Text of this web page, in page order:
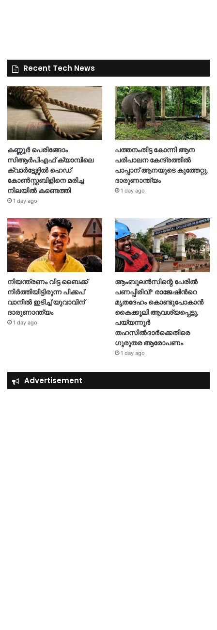
Recent Tech News
കണ്ണൂർ പെരിങ്ങോം
സിആർപിഎഫ് ക്യാമ്പിലെ
ക്വാർട്ടേഴ്സിൽ ഹെഡ്
കോൺസ്റ്റബിളിനെ മരിച്ച
നിലയിൽ കണ്ടെത്തി
1 day ago
പത്തനംതിട്ട കോന്നി ആന
പരിപാലന കേന്ദ്രത്തിൽ
പാപ്പാന് ആനയുടെ കുത്തേറ്റു,
ദാരുണാന്ത്യം
1 day ago
നിയന്ത്രണം വിട്ട ബൈക്ക്
നിർത്തിയിട്ടിരുന്ന പിക്കപ്
വാനിൽ ഇടിച്ച് യുവാവിന്
ദാരുണാന്ത്യം
1 day ago
ആംബുലൻസിന്റെ പേരിൽ
പണപ്പിരിവ്? രാജേഷിന്‍റെ
മൃതദേഹം കൊണ്ടുപോകാൻ
കൈക്കൂലി ആവശ്യപ്പെട്ടു,
പയ്യന്നൂർ
തഹസിൽദാർക്കെതിരെ
ഗുരുതര ആരോപണം
1 day ago
Advertisement